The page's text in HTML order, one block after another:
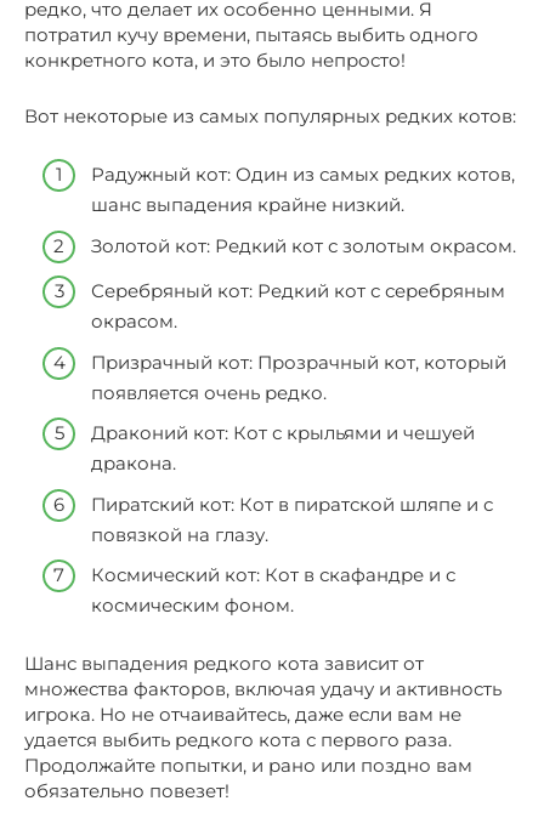
редко, что делает их особенно ценными. Я
потратил кучу времени, пытаясь выбить одного
конкретного кота, и это было непросто!
Вот некоторые из самых популярных редких котов:
Радужный кот: Один из самых редких котов,
шанс выпадения крайне низкий.
Золотой кот: Редкий кот с золотым окрасом.
Серебряный кот: Редкий кот с серебряным
окрасом.
Призрачный кот: Прозрачный кот, который
появляется очень редко.
Драконий кот: Кот с крыльями и чешуей
дракона.
Пиратский кот: Кот в пиратской шляпе и с
повязкой на глазу.
Космический кот: Кот в скафандре и с
космическим фоном.
Шанс выпадения редкого кота зависит от
множества факторов, включая удачу и активность
игрока. Но не отчаивайтесь, даже если вам не
удается выбить редкого кота с первого раза.
Продолжайте попытки, и рано или поздно вам
обязательно повезет!